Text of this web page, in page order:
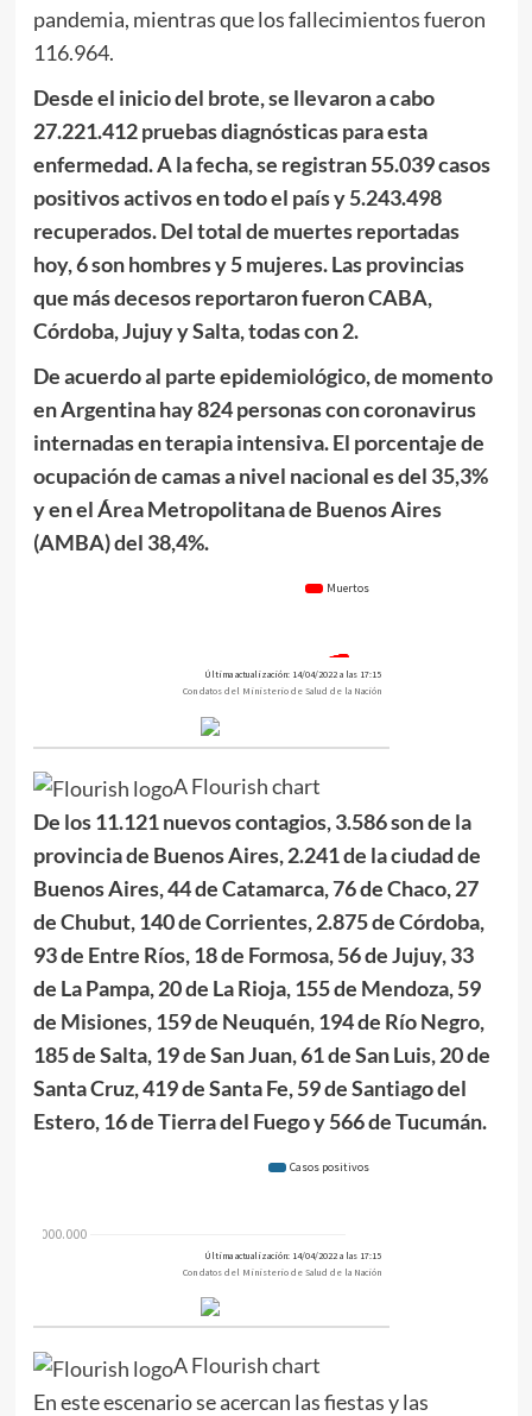
pandemia, mientras que los fallecimientos fueron
116.964.
Desde el inicio del brote, se llevaron a cabo
27.221.412 pruebas diagnósticas para esta
enfermedad. A la fecha, se registran 55.039 casos
positivos activos en todo el país y 5.243.498
recuperados. Del total de muertes reportadas
hoy, 6 son hombres y 5 mujeres. Las provincias
que más decesos reportaron fueron CABA,
Córdoba, Jujuy y Salta, todas con 2.
De acuerdo al parte epidemiológico, de momento
en Argentina hay 824 personas con coronavirus
internadas en terapia intensiva. El porcentaje de
ocupación de camas a nivel nacional es del 35,3%
y en el Área Metropolitana de Buenos Aires
(AMBA) del 38,4%.
A Flourish chart
De los 11.121 nuevos contagios, 3.586son de la
provincia de Buenos Aires, 2.241 de la ciudad de
Buenos Aires, 44 de Catamarca, 76 de Chaco, 27
de Chubut, 140 de Corrientes, 2.875 de Córdoba,
93 de Entre Ríos, 18 de Formosa, 56 de Jujuy, 33
de La Pampa, 20 de La Rioja, 155 de Mendoza, 59
de Misiones, 159 de Neuquén, 194 de Río Negro,
185 de Salta, 19 de San Juan, 61 de San Luis, 20 de
Santa Cruz, 419 de Santa Fe, 59 de Santiago del
Estero, 16 de Tierra del Fuego y 566 de Tucumán.
A Flourish chart
En este escenario se acercan las fiestas y las